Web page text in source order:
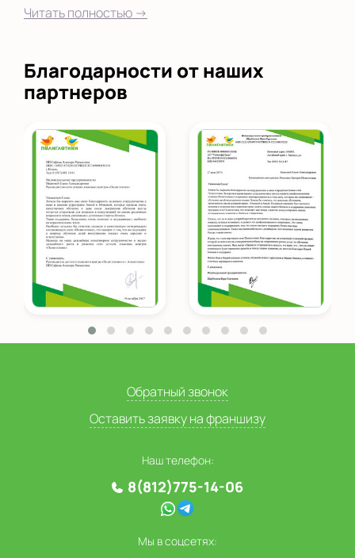
Читать полностью →
Благодарности от наших
партнеров
Обратный звонок
Оставить заявку на франшизу
Наш телефон:
8(812)775-14-06
Мы в соцсетях: